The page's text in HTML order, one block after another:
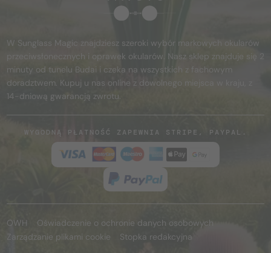
W Sunglass Magic znajdziesz szeroki wybór markowych okularów
przeciwsłonecznych i oprawek okularów. Nasz sklep znajduje się 2
minuty od tunelu Budai i czeka na wszystkich z fachowym
doradztwem. Kupuj u nas online z dowolnego miejsca w kraju, z
14-dniową gwarancją zwrotu.
WYGODNĄ PŁATNOŚĆ ZAPEWNIA STRIPE, PAYPAL.
OWH
Oświadczenie o ochronie danych osobowych
Zarządzanie plikami cookie
Stopka redakcyjna